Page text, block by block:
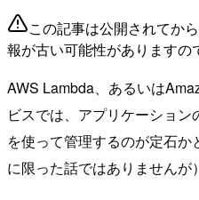
この記事は公開されてか
報が古い可能性がありますの
AWS Lambda、あるいは
ビスでは、アプリケーショ
を使って管理するのが定石
に限った話ではありませんが